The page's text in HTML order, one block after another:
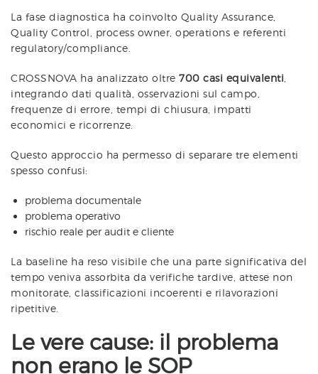
La fase diagnostica ha coinvolto Quality Assurance,
Quality Control, process owner, operations e referenti
regulatory/compliance.
CROSSNOVA ha analizzato oltre 700 casi equivalenti
integrando dati qualità, osservazioni sul campo,
frequenze di errore, tempi di chiusura, impatti
economici e ricorrenze.
Questo approccio ha permesso di separare tre elementi
spesso confusi:
problema documentale
problema operativo
rischio reale per audit e cliente
La baseline ha reso visibile che una parte significativa del
tempo veniva assorbita da verifiche tardive, attese non
monitorate, classificazioni incoerenti e rilavorazioni
ripetitive.
Le vere cause: il problema
non erano le SOP